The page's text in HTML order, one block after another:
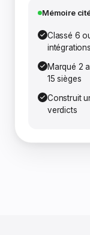
Mémoire
Classé 6
intégrations
Marqué 2
15 sièges
Construit
verdicts